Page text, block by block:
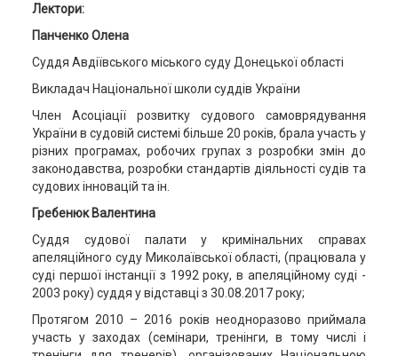
Лектори:
Панченко Олена
Суддя Авдіївського міського суду Донецької області
Викладач Національної школи суддів України
Член Асоціації розвитку судового самоврядування
України в судовій системі більше 20 років, брала участь у
різних програмах, робочих групах з розробки змін до
законодавства, розробки стандартів діяльності судів та
судових інновацій та ін.
Гребенюк Валентина
Суддя судової палати у кримінальних справах
апеляційного суду Миколаївської області, (працювала у
суді першої інстанції з 1992 року, в апеляційному суді -
2003 року) суддя у відставці з 30.08.2017 року;
Протягом 2010 – 2016 років неодноразово приймала
участь у заходах (семінари, тренінги, в тому числі і